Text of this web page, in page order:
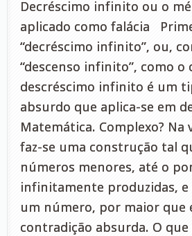
Decréscimo infinito ou o
aplicado como falácia
“decréscimo infinito”, ou,
“descenso infinito”, como
descréscimo infinito é um
absurdo que aplica-se em
Matemática. Complexo?
faz-se uma construção tal
números menores, até o
infinitamente produzidas,
um número, por maior que
contradição absurda. O